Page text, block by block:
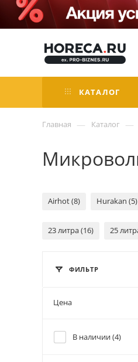
КАТАЛОГ
Главная — Каталог —
Airhot (8) Hurakan (5)
23 литра (16) 25
ФИЛЬТР
Цена
В наличии (4)